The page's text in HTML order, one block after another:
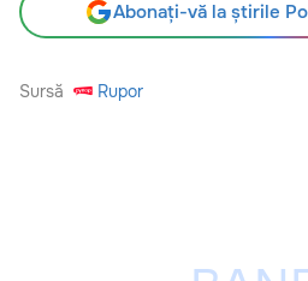
Abonați-vă la știrile
Sursă Rupor